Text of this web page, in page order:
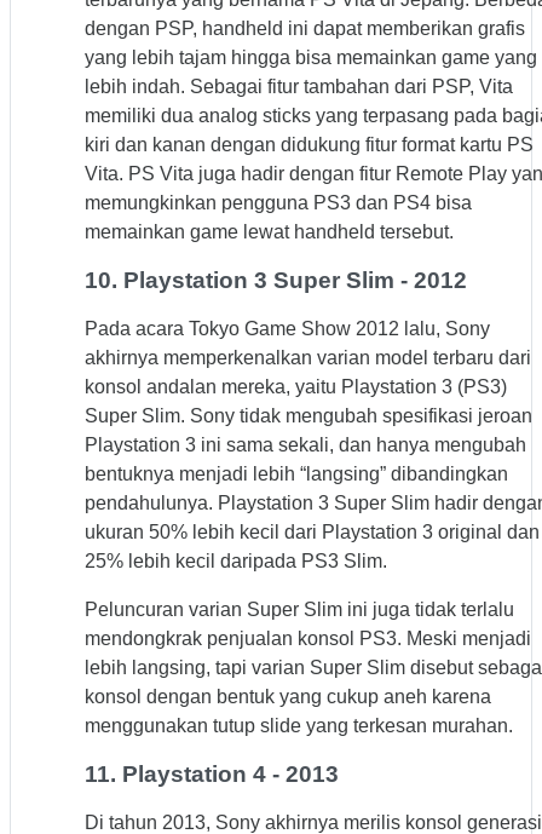
dengan PSP, handheld ini dapat memberikan grafis
yang lebih tajam hingga bisa memainkan game yang
lebih indah. Sebagai fitur tambahan dari PSP, Vita
memiliki dua analog sticks yang terpasang pada
kiri dan kanan dengan didukung fitur format kartu PS
Vita. PS Vita juga hadir dengan fitur Remote Play
memungkinkan pengguna PS3 dan PS4 bisa
memainkan game lewat handheld tersebut.
10. Playstation 3 Super Slim - 2012
Pada acara Tokyo Game Show 2012 lalu, Sony
akhirnya memperkenalkan varian model terbaru dari
konsol andalan mereka, yaitu Playstation 3 (PS3)
Super Slim. Sony tidak mengubah spesifikasi jeroan
Playstation 3 ini sama sekali, dan hanya mengubah
bentuknya menjadi lebih “langsing” dibandingkan
pendahulunya. Playstation 3 Super Slim hadir
ukuran 50% lebih kecil dari Playstation 3 original dan
25% lebih kecil daripada PS3 Slim.
Peluncuran varian Super Slim ini juga tidak terlalu
mendongkrak penjualan konsol PS3. Meski menjadi
lebih langsing, tapi varian Super Slim disebut
konsol dengan bentuk yang cukup aneh karena
menggunakan tutup slide yang terkesan murahan.
11. Playstation 4 - 2013
Di tahun 2013, Sony akhirnya merilis konsol generasi